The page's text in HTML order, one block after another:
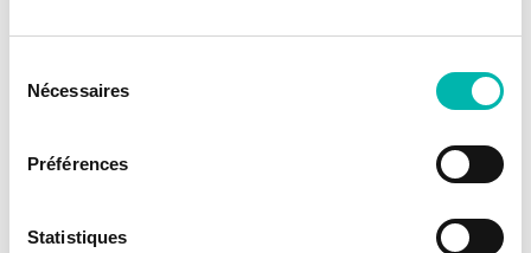
Nécessaires
Préférences
Statistiques